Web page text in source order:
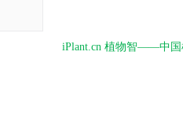
iPlant.cn 植物智——中国